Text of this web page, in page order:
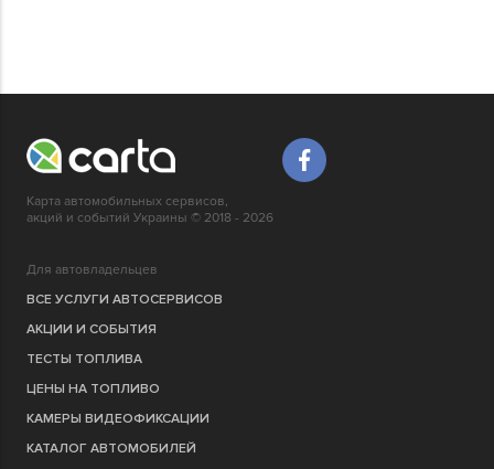
Карта автомобильных сервисов,
акций и событий Украины © 2018 - 2026
Для автовладельцев
ВСЕ УСЛУГИ АВТОСЕРВИСОВ
АКЦИИ И СОБЫТИЯ
ТЕСТЫ ТОПЛИВА
ЦЕНЫ НА ТОПЛИВО
КАМЕРЫ ВИДЕОФИКСАЦИИ
КАТАЛОГ АВТОМОБИЛЕЙ